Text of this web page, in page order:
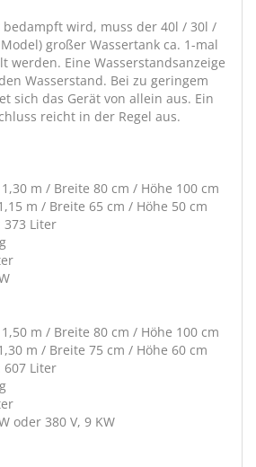
bedampft wird, muss der 40l / 30l /
großer Wassertank ca. 1-mal
werden. Eine Wasserstandsanzeige
Wasserstand. Bei zu geringem
sich das Gerät von allein aus. Ein
reicht in der Regel aus.
m / Breite 80 cm / Höhe 100 cm
m / Breite 65 cm / Höhe 50 cm
373 Liter
m / Breite 80 cm / Höhe 100 cm
m / Breite 75 cm / Höhe 60 cm
607 Liter
oder 380 V, 9 KW